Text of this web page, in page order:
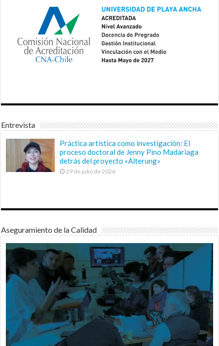
Entrevista
Práctica artística como investigación: El
proceso doctoral de Jenny Pino Madariaga
detrás del proyecto «Alterung»
29 de julio de 2026
Aseguramiento de la Calidad